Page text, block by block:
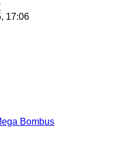
17:06
Bombus